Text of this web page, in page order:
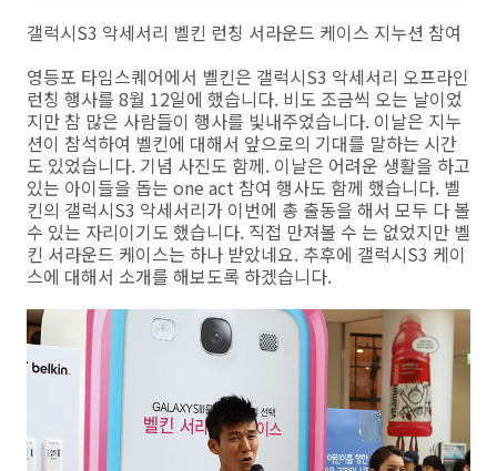
갤럭시S3 악세서리 벨킨 런칭 서라운드 케이스 지누션 참여
영등포 타임스퀘어에서 벨킨은 갤럭시S3 악세서리 오프라인
런칭 행사를 8월 12일에 했습니다. 비도 조금씩 오는 날이었
지만 참 많은 사람들이 행사를 빛내주었습니다. 이날은 지누
션이 참석하여 벨킨에 대해서 앞으로의 기대를 말하는 시간
도 있었습니다. 기념 사진도 함께. 이날은 어려운 생활을 하고
있는 아이들을 돕는 one act 참여 행사도 함께 했습니다. 벨
킨의 갤럭시S3 악세서리가 이번에 총 출동을 해서 모두 다 볼
수 있는 자리이기도 했습니다. 직접 만져볼 수 는 없었지만 벨
킨 서라운드 케이스는 하나 받았네요. 추후에 갤럭시S3 케이
스에 대해서 소개를 해보도록 하겠습니다.